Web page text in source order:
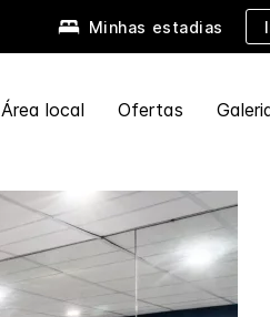
Minhas estadias
Área local Ofertas